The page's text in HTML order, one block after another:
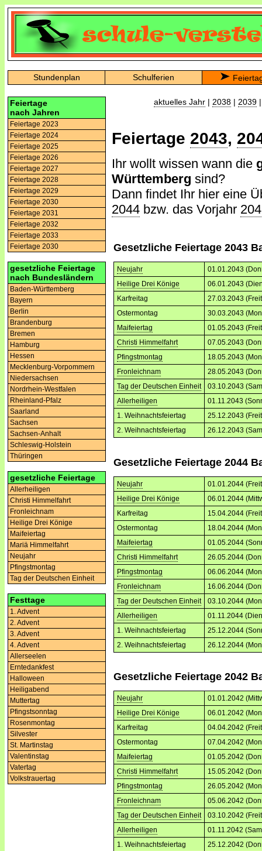
Stundenplan Schulferien
Feiertage
nach Jahren
Feiertage 2023
Feiertage 2024
Feiertage 2025
Feiertage 2026
Feiertage 2027
Feiertage 2028
Feiertage 2029
Feiertage 2030
Feiertage 2031
Feiertage 2032
Feiertage 2033
Feiertage 2030
gesetzliche Feiertage
nach Bundesländern
Baden-Württemberg
Bayern
Berlin
Brandenburg
Bremen
Hamburg
Hessen
Mecklenburg-Vorpommern
Niedersachsen
Nordrhein-Westfalen
Rheinland-Pfalz
Saarland
Sachsen
Sachsen-Anhalt
Schleswig-Holstein
Thüringen
gesetzliche Feiertage
Allerheiligen
Christi Himmelfahrt
Fronleichnam
Heilige Drei Könige
Maifeiertag
Mariä Himmelfahrt
Neujahr
Pfingstmontag
Tag der Deutschen Einheit
Festtage
1. Advent
2. Advent
3. Advent
4. Advent
Allerseelen
Erntedankfest
Halloween
Heiligabend
Muttertag
Pfingstsonntag
Rosenmontag
Silvester
St. Martinstag
Valentinstag
Vatertag
Volkstrauertag
aktuelles Jahr | 2038 | 2039
Feiertage 2043,
Ihr wollt wissen wann die
Württemberg sind?
Dann findet Ihr hier eine
2044 bzw. das Vorjahr
Gesetzliche Feiertage 2043
Neujahr
01.01.2043
Heilige Drei Könige
06.01.2043
Karfreitag
27.03.2043
Ostermontag
30.03.2043
Maifeiertag
01.05.2043
Christi Himmelfahrt
07.05.2043
Pfingstmontag
18.05.2043
Fronleichnam
28.05.2043
Tag der Deutschen Einheit
03.10.2043
Allerheiligen
01.11.2043
1. Weihnachtsfeiertag
25.12.2043
2. Weihnachtsfeiertag
26.12.2043
Gesetzliche Feiertage 2044
Neujahr
01.01.2044
Heilige Drei Könige
06.01.2044
Karfreitag
15.04.2044
Ostermontag
18.04.2044
Maifeiertag
01.05.2044
Christi Himmelfahrt
26.05.2044
Pfingstmontag
06.06.2044
Fronleichnam
16.06.2044
Tag der Deutschen Einheit
03.10.2044
Allerheiligen
01.11.2044
1. Weihnachtsfeiertag
25.12.2044
2. Weihnachtsfeiertag
26.12.2044
Gesetzliche Feiertage 2042
Neujahr
01.01.2042
Heilige Drei Könige
06.01.2042
Karfreitag
04.04.2042
Ostermontag
07.04.2042
Maifeiertag
01.05.2042
Christi Himmelfahrt
15.05.2042
Pfingstmontag
26.05.2042
Fronleichnam
05.06.2042
Tag der Deutschen Einheit
03.10.2042
Allerheiligen
01.11.2042
1. Weihnachtsfeiertag
25.12.2042